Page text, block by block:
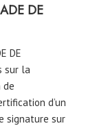
DE
DE
sur la
de
d’un
signature sur